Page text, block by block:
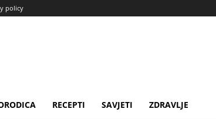
policy
RECEPTI SAVJETI ZDRAVLJE